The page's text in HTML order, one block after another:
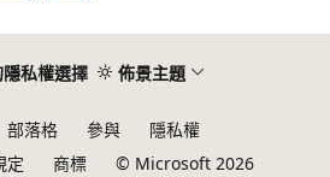
私權選擇 佈景主題
部落格 參與
隱私權
定 商標 © Microsoft 2026